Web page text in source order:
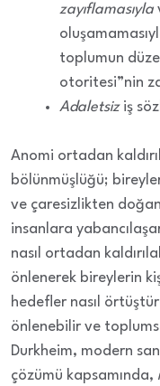
zayıflamasıyla
toplumun
otoritesi”nin
Adaletsiz iş
Anomi ortadan
bölünmüşlüğü;
ve çaresizlikten doğan
insanlara
nasıl ortadan
önlenerek bireylerin
hedefler nasıl
önlenebilir ve
Durkheim, modern
çözümü kapsamında,